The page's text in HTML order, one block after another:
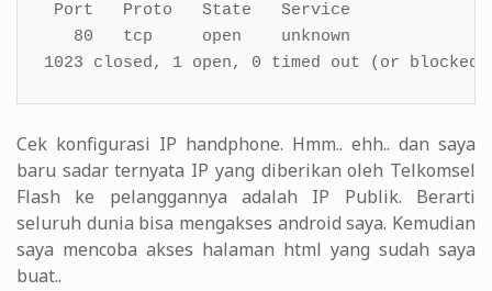
Port   Proto   State   Service
   80   tcp     open    unknown
1023 closed, 1 open, 0 timed out (or
Cek konfigurasi IP handphone. Hmm.. ehh.. dan saya
baru sadar ternyata IP yang diberikan oleh Telkomsel
Flash ke pelanggannya adalah IP Publik. Berarti
seluruh dunia bisa mengakses android saya. Kemudian
saya mencoba akses halaman html yang sudah saya
buat..